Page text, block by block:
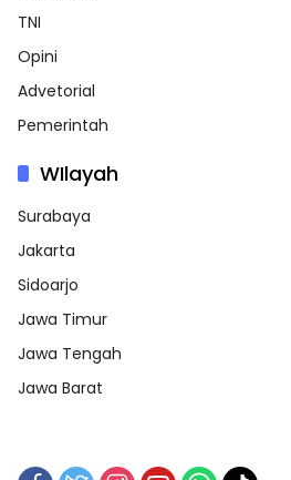
TNI
Opini
Advetorial
Pemerintah
WIlayah
Surabaya
Jakarta
Sidoarjo
Jawa Timur
Jawa Tengah
Jawa Barat